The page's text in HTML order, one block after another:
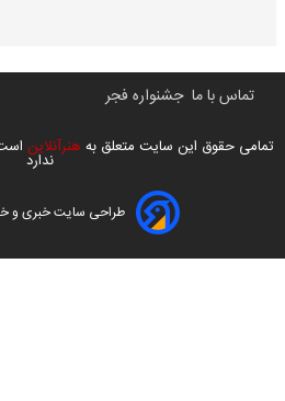
تماس با ما جشنواره فجر
تمامی حقوق این سایت متعلق به هنرآنلاین
ندارد
طراحی سایت خبری و